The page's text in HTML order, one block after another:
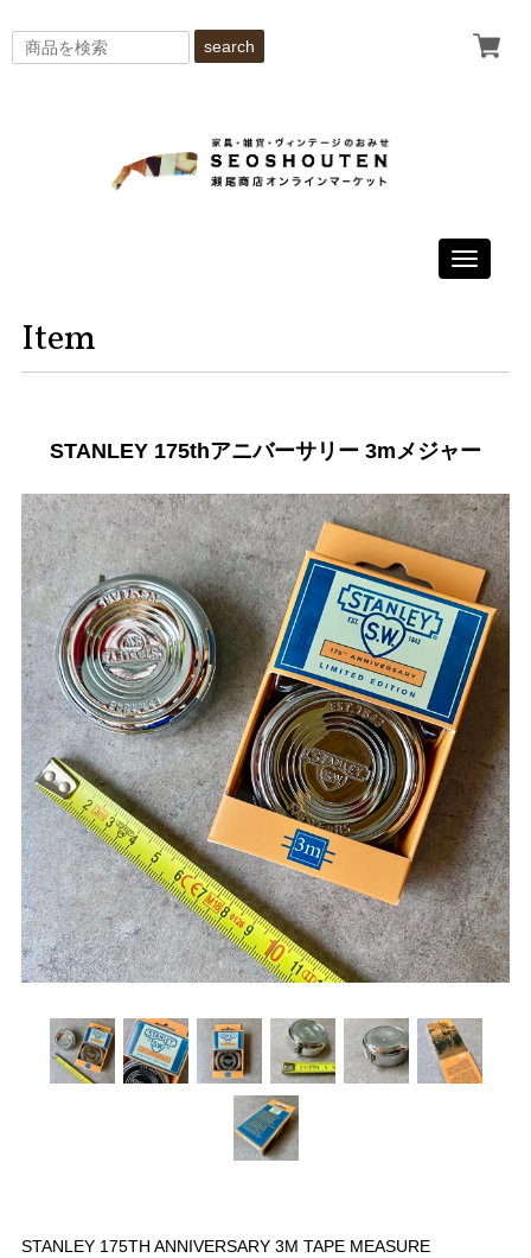
search
Toggle
Item
STANLEY 175thアニバーサリー 3mメジャー
STANLEY 175TH ANNIVERSARY 3M TAPE MEASURE